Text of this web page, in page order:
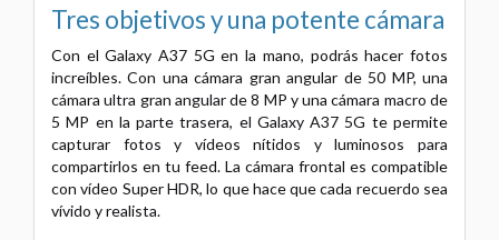
Tres objetivos y una potente cámara
Con el Galaxy A37 5G en la mano, podrás hacer fotos
increíbles. Con una cámara gran angular de 50 MP, una
cámara ultra gran angular de 8 MP y una cámara macro de
5 MP en la parte trasera, el Galaxy A37 5G te permite
capturar fotos y vídeos nítidos y luminosos para
compartirlos en tu feed. La cámara frontal es compatible
con vídeo Super HDR, lo que hace que cada recuerdo sea
vívido y realista.